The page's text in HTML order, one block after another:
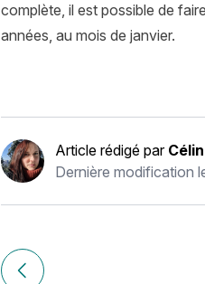
complète, il est possible de
années, au mois de janvier.
Article rédigé par
Dernière modification
Navigation
de